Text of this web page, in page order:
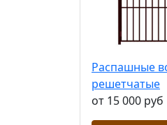
Распашные
решетчатые
от 15 000 руб